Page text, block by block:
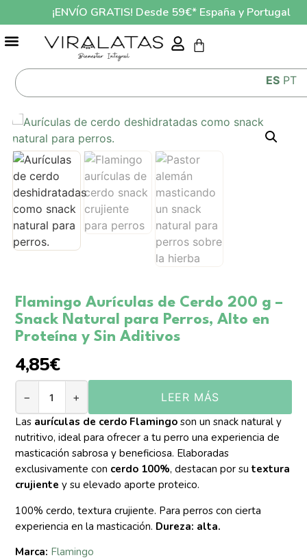
¡ENVÍO GRATIS! Desde 59€* España y Portugal
ES PT
Flamingo Aurículas de Cerdo 200 g –
Snack Natural para Perros, Alto en
Proteína y Sin Aditivos
4,85€
− +
LEER MÁS
Las aurículas de cerdo Flamingo son un snack natural y
nutritivo, ideal para ofrecer a tu perro una experiencia de
masticación sabrosa y beneficiosa. Elaboradas
exclusivamente con cerdo 100%, destacan por su textura
crujiente y su elevado aporte proteico.
100% cerdo, textura crujiente. Para perros con cierta
experiencia en la masticación. Dureza: alta.
Marca: Flamingo